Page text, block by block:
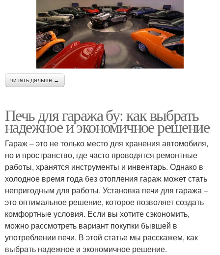
читать дальше →
Печь для гаража бу: как выбрать
надежное и экономичное решение
Гараж – это не только место для хранения автомобиля,
но и пространство, где часто проводятся ремонтные
работы, хранятся инструменты и инвентарь. Однако в
холодное время года без отопления гараж может стать
непригодным для работы. Установка печи для гаража –
это оптимальное решение, которое позволяет создать
комфортные условия. Если вы хотите сэкономить,
можно рассмотреть вариант покупки бывшей в
употреблении печи. В этой статье мы расскажем, как
выбрать надежное и экономичное решение.